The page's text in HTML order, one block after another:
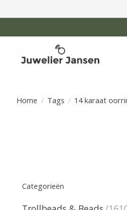
Home / Tags / 14 karaat
Categorieën